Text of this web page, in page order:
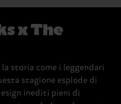
x The
storia come i leggendari
stagione esplode di
inediti pieni di